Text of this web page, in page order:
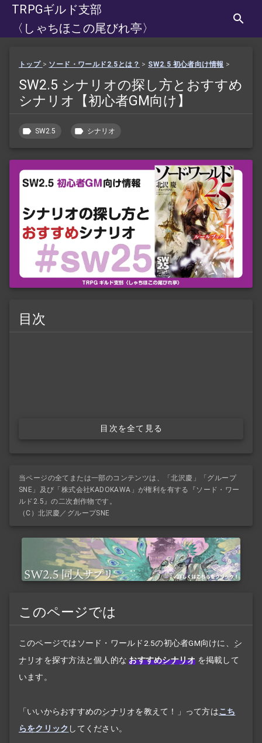
TRPGギルド支部
〈しゃちほこの尾びれ亭〉
トップ > ソード・ワールド2.5とは？ > SW2.5 初心者向け情報 >
SW2.5 シナリオの探し方とおすすめ
シナリオ【初心者GM向け】
SW2.5 シナリオ
目次
目次を全て見る
当ページの全てまたは一部のコンテンツは、「北沢慶」「グループ
SNE」及び「株式会社KADOKAWA」が権利を有する『ソード・ワー
ルド2.5』の二次創作物です。
（C）北沢慶／グループSNE
このページでは
このページではソード・ワールド2.5の初心者GM向けに、 シ
ナリオを探す方法と個人的な おすすめシナリオ を掲載して
います。
「いいからおすすめのシナリオを教えて！」って方はこち
らをクリック してください。